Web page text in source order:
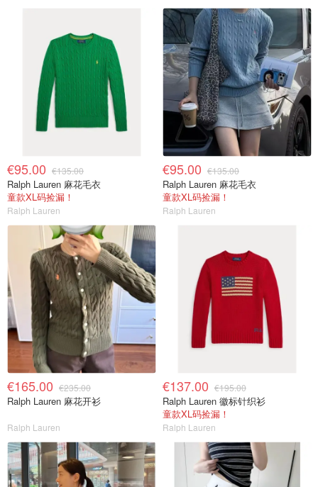
€95.00 €135.00
Ralph Lauren 麻花毛衣
童款XL码捡漏！
Ralph Lauren
€95.00 €135.00
Ralph Lauren 麻花毛衣
童款XL码捡漏！
Ralph Lauren
€165.00 €235.00
Ralph Lauren 麻花开衫
Ralph Lauren
€137.00 €195.00
Ralph Lauren 徽标针织衫
童款XL码捡漏！
Ralph Lauren